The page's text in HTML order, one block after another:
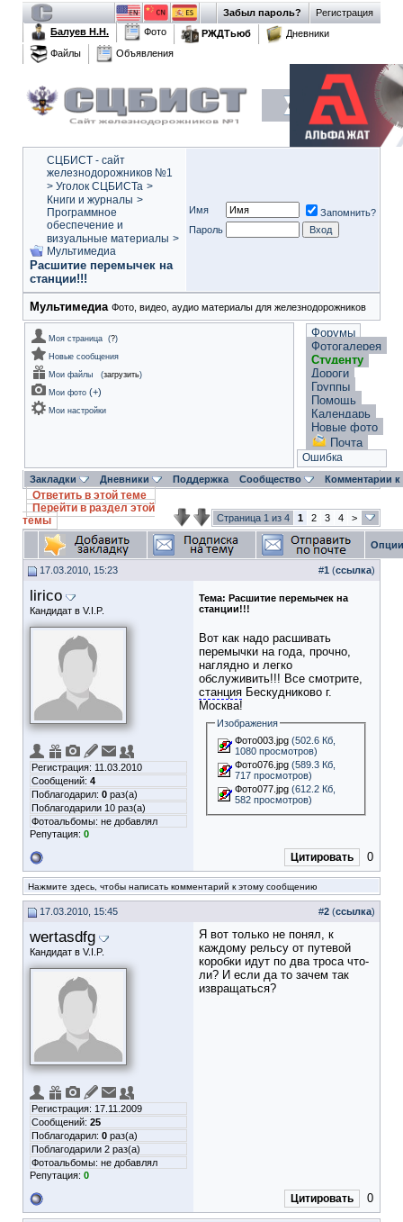
Регистрация
Забыл пароль?
Балуев Н.Н.
Фото РЖДТьюб
Дневники
Файлы
Объявления
СЦБИСТ - сайт
железнодорожников №1
> Уголок СЦБИСТа >
Книги и журналы >
Программное
обеспечение и
визуальные материалы >
Мультимедиа
Расшитие перемычек на
станции!!!
Имя
Запомнить?
Пароль
Мультимедиа Фото, видео, аудио материалы для железнодорожников
Моя страница (?)
Новые сообщения
Мои файлы
(загрузить)
Мои фото (+)
Мои настройки
Форумы
Фотогалерея
Студенту
Дороги
Группы
Помощь
Календарь
Новые фото
Почта
Ошибка
Закладки Дневники Поддержка Сообщество Комментарии
Ответить в этой теме
Перейти в раздел этой
темы
Страница 1 из 4 1 2 3 4 >
17.03.2010, 15:23 #1 (ссылка)
lirico
Кандидат в V.I.P.
Регистрация: 11.03.2010
Сообщений: 4
Поблагодарил: 0 раз(а)
Поблагодарили 10 раз(а)
Фотоальбомы: не добавлял
Репутация: 0
Тема: Расшитие перемычек на
станции!!!
Вот как надо расшивать
перемычки на года, прочно,
наглядно и легко
обслуживить!!! Все смотрите,
станция Бескудниково г.
Москва!
Изображения
Фото003.jpg (502.6 Кб,
1080 просмотров)
Фото076.jpg (589.3 Кб,
717 просмотров)
Фото077.jpg (612.2 Кб,
582 просмотров)
Цитировать 0
Нажмите здесь, чтобы написать комментарий к этому сообщению
17.03.2010, 15:45 #2 (ссылка)
wertasdfg
Кандидат в V.I.P.
Регистрация: 17.11.2009
Сообщений: 25
Поблагодарил: 0 раз(а)
Поблагодарили 2 раз(а)
Фотоальбомы: не добавлял
Репутация: 0
Я вот только не понял, к
каждому рельсу от путевой
коробки идут по два троса что-
ли? И если да то зачем так
извращаться?
Цитировать 0